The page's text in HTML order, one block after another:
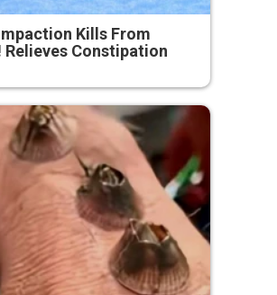
Kills From
Relieves Constipation